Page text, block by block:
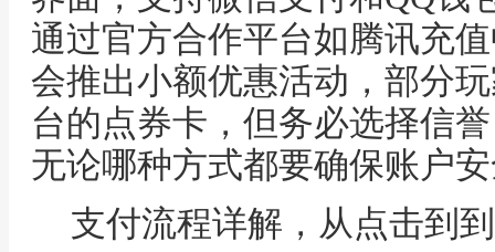
通过官方合作平台如腾讯充
会推出小额优惠活动，部分
台的点券卡，但务必选择信
无论哪种方式都要确保账户
支付流程详解，从点击到